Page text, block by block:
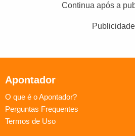
Continua após a
Publicidade
Apontador
O que é o Apontador?
Perguntas Frequentes
Termos de Uso